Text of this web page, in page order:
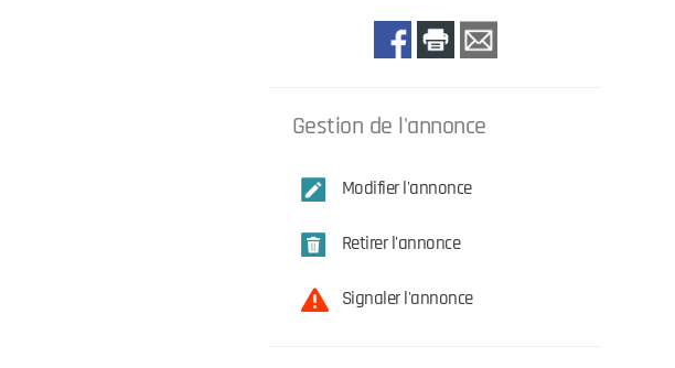
Gestion de l'annonce
Modifier l'annonce
Retirer l'annonce
Signaler l'annonce